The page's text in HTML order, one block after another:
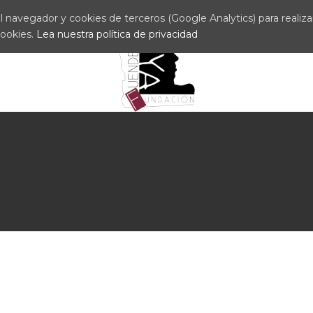
y cookies de terceros (Google Analytics) para
Lea nuestra política de privacidad